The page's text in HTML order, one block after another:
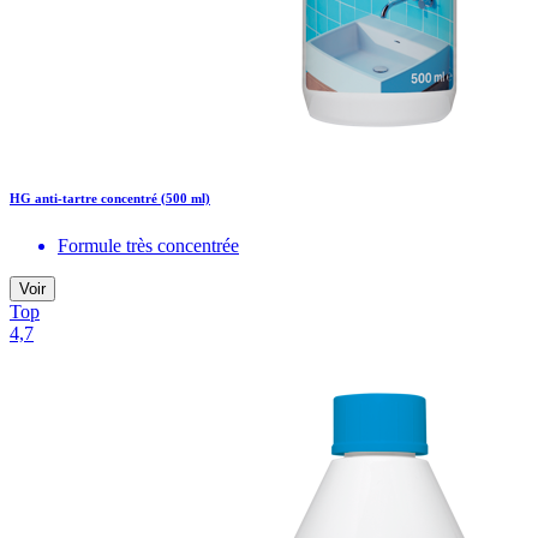
HG anti-tartre concentré (500 ml)
Formule très concentrée
Voir
Top
4,7